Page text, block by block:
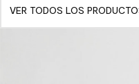
VER TODOS LOS